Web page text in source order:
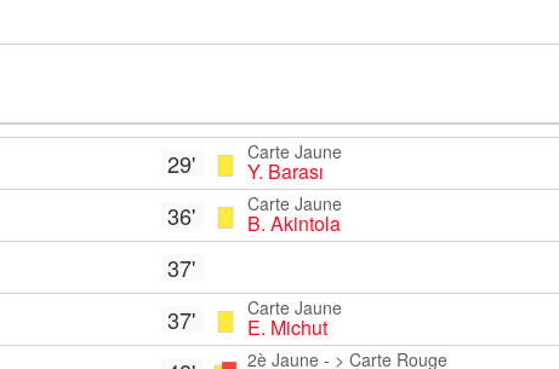
29' Carte Jaune
Y. Barası
36' Carte Jaune
B. Akintola
37'
37'
Carte Jaune
E. Michut
2è Jaune - > Carte Rouge